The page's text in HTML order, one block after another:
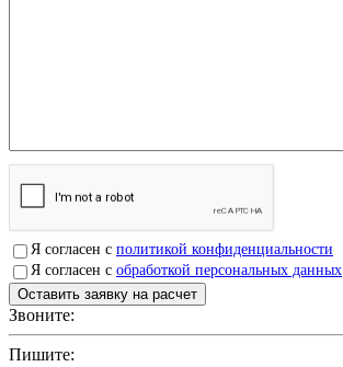
Я согласен с политикой конфиденциальности
Я согласен с обработкой персональных данных
Звоните:
Пишите: